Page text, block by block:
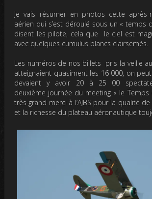
Je vais résumer en photos cette
aérien qui s’est déroulé sous un « temps
disent les pilote, cela que le ciel est
avec quelques cumulus blancs clairsemés.
Les numéros de nos billets pris la veille
atteignaient quasiment les 16 000, on peut
devaient y avoir 20 à 25 00
deuxième journée du meeting « le Temps
très grand merci à l’AJBS pour la qualité
et la richesse du plateau aéronautique